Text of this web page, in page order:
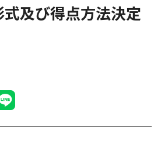
及び得点方法決定